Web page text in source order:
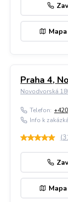
Praha 4,
Novodvorská
Telefon:
Info k
(